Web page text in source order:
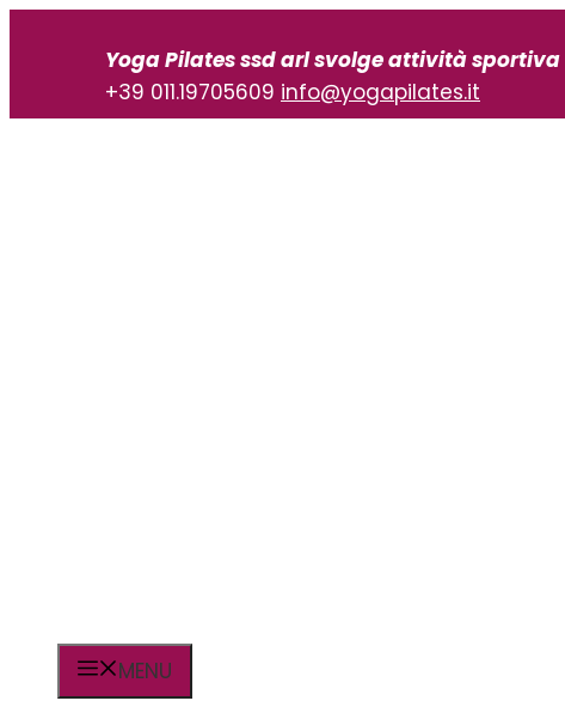
contenuto
Yoga Pilates ssd arl svolge attività sportiva
+39 011.19705609 info@yogapilates.it
MENU